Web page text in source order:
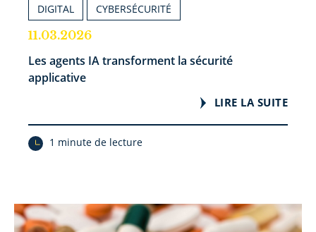
DIGITAL CYBERSÉCURITÉ
11.03.2026
Les agents IA transforment la sécurité
applicative
LIRE LA SUITE
1 minute de lecture